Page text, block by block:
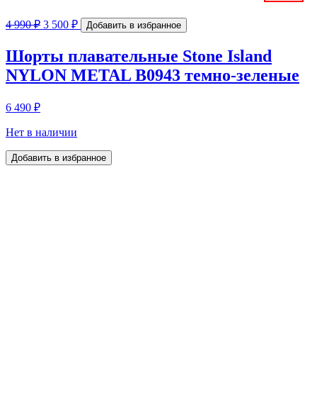
4 990₽ Первоначальная
4
990 ₽.
3 500 ₽Текущая
цена:
500 ₽.
Добавить в избранное
Шорты плавательные Stone Island
NYLON METAL B0943 темно-зеленые
6 490 ₽
Нет в наличии
Добавить в избранное